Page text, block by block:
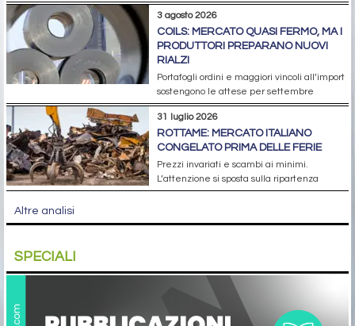
3 agosto 2026
COILS: MERCATO QUASI FERMO, MA I
PRODUTTORI PREPARANO NUOVI
RIALZI
Portafogli ordini e maggiori vincoli all’import
sostengono le attese per settembre
31 luglio 2026
ROTTAME: MERCATO ITALIANO
CONGELATO PRIMA DELLE FERIE
Prezzi invariati e scambi ai minimi.
L’attenzione si sposta sulla ripartenza
Altre analisi
SPECIALI